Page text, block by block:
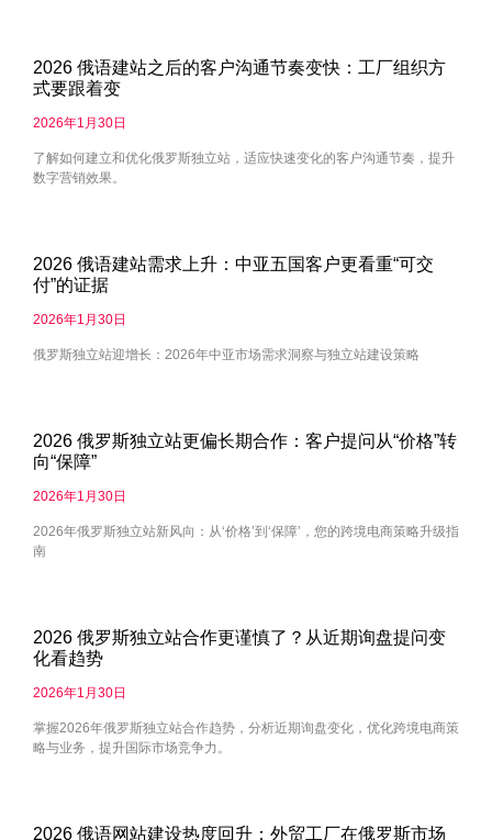
2026 俄语建站之后的客户沟通节奏变快：工厂组织方
式要跟着变
2026年1月30日
了解如何建立和优化俄罗斯独立站，适应快速变化的客户沟通节奏，提升
数字营销效果。
2026 俄语建站需求上升：中亚五国客户更看重“可交
付”的证据
2026年1月30日
俄罗斯独立站迎增长：2026年中亚市场需求洞察与独立站建设策略
2026 俄罗斯独立站更偏长期合作：客户提问从“价格”转
向“保障”
2026年1月30日
2026年俄罗斯独立站新风向：从‘价格’到‘保障’，您的跨境电商策略升级指
南
2026 俄罗斯独立站合作更谨慎了？从近期询盘提问变
化看趋势
2026年1月30日
掌握2026年俄罗斯独立站合作趋势，分析近期询盘变化，优化跨境电商策
略与业务，提升国际市场竞争力。
2026 俄语网站建设热度回升：外贸工厂在俄罗斯市场